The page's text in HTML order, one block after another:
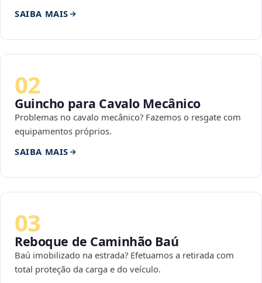
SAIBA MAIS
02
Guincho para Cavalo Mecânico
Problemas no cavalo mecânico? Fazemos o resgate com
equipamentos próprios.
SAIBA MAIS
03
Reboque de Caminhão Baú
Baú imobilizado na estrada? Efetuamos a retirada com
total proteção da carga e do veículo.